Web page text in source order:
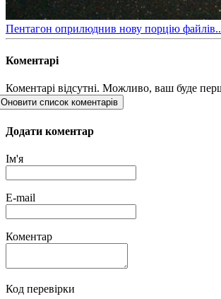
​Пентагон оприлюднив нову порцію
Коментарі
Коментарі відсутні. Можливо, ваш буде
Оновити список коментарів
Додати коментар
Ім'я
E-mail
Коментар
Код перевірки